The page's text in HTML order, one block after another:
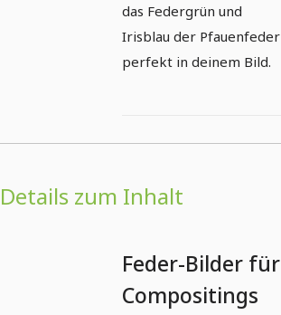
das Federgrün und
Irisblau der Pfauenfeder
perfekt in deinem Bild.
Details zum Inhalt
Feder-Bilder für
Compositings